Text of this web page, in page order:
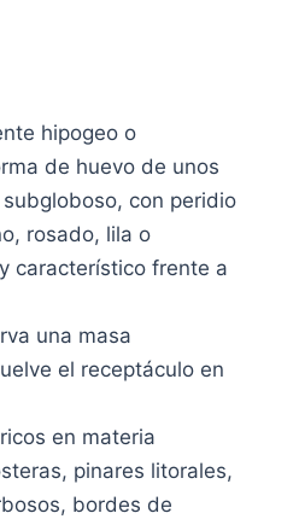
hipogeo o
de huevo de unos
con peridio
rosado, lila o
característico frente a
una masa
el receptáculo en
en materia
pinares litorales,
bordes de